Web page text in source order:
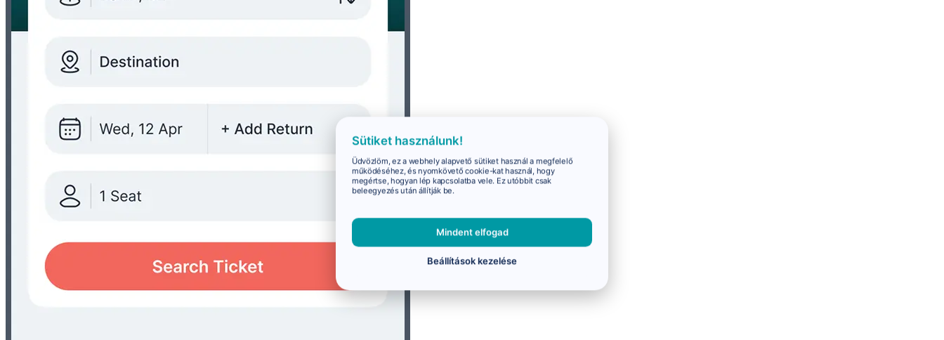
Sütiket használunk!
Üdvözlöm, ez a webhely alapvető sütiket használ a megfelelő
működéséhez, és nyomkövető cookie-kat használ, hogy
megértse, hogyan lép kapcsolatba vele. Ez utóbbit csak
beleegyezés után állítják be.
Mindent elfogad
Beállítások kezelése